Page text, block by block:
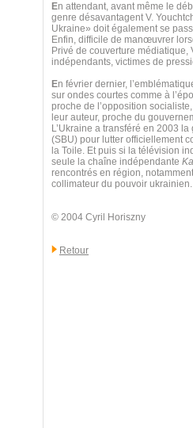
En attendant, avant même le
genre désavantagent V.
Ukraine» doit également se
Enfin, difficile de manœuvrer
Privé de couverture
indépendants, victimes de
En février dernier,
sur ondes courtes comme à
proche de l’opposition
leur auteur, proche du
L’Ukraine a transféré en 2003
(SBU) pour lutter officiellement
la Toile. Et puis si la télévision
seule la chaîne indépendante
rencontrés en région,
collimateur du pouvoir ukrainien.
© 2004 Cyril Horiszny
Retour